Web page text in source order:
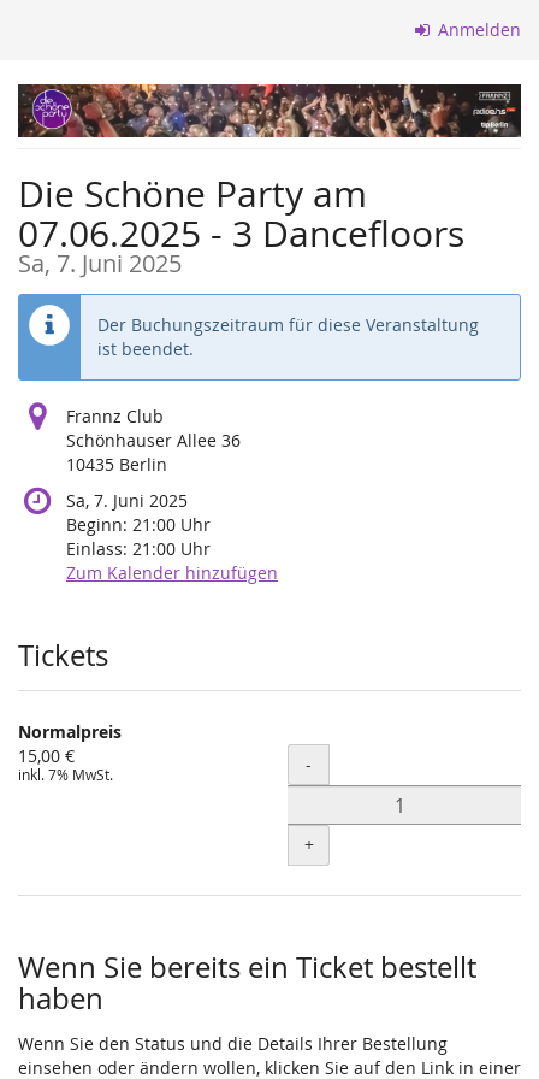
springen
Anmelden
Die Schöne Party am
07.06.2025 - 3 Dancefloors
Sa, 7. Juni 2025
Der Buchungszeitraum für diese Veranstaltung
ist beendet.
Frannz Club
Schönhauser Allee 36
10435 Berlin
Sa, 7. Juni 2025
Beginn: 21:00 Uhr
Einlass: 21:00 Uhr
Zum Kalender hinzufügen
Produkte
Tickets
Normalpreis
15,00 €
inkl. 7% MwSt. Menge
-
+
Wenn Sie bereits ein Ticket bestellt
haben
Wenn Sie den Status und die Details Ihrer Bestellung
einsehen oder ändern wollen, klicken Sie auf den Link in einer